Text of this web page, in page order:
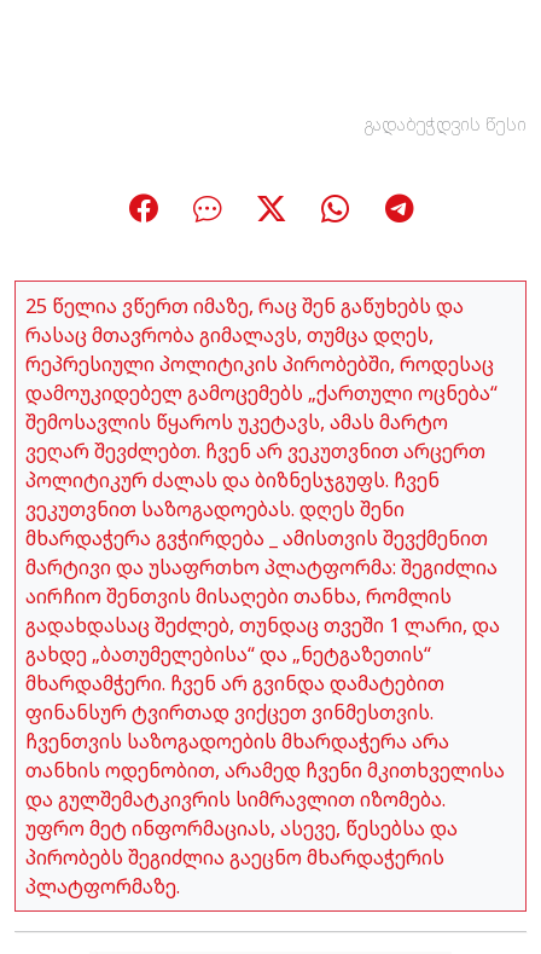
გადაბეჭდვის წესი
25 წელია ვწერთ იმაზე, რაც შენ გაწუხებს და
რასაც მთავრობა გიმალავს, თუმცა დღეს,
რეპრესიული პოლიტიკის პირობებში, როდესაც
დამოუკიდებელ გამოცემებს „ქართული ოცნება“
შემოსავლის წყაროს უკეტავს, ამას მარტო
ვეღარ შევძლებთ. ჩვენ არ ვეკუთვნით არცერთ
პოლიტიკურ ძალას და ბიზნესჯგუფს. ჩვენ
ვეკუთვნით საზოგადოებას. დღეს შენი
მხარდაჭერა გვჭირდება _ ამისთვის შევქმენით
მარტივი და უსაფრთხო პლატფორმა: შეგიძლია
აირჩიო შენთვის მისაღები თანხა, რომლის
გადახდასაც შეძლებ, თუნდაც თვეში 1 ლარი, და
გახდე „ბათუმელებისა“ და „ნეტგაზეთის“
მხარდამჭერი. ჩვენ არ გვინდა დამატებით
ფინანსურ ტვირთად ვიქცეთ ვინმესთვის.
ჩვენთვის საზოგადოების მხარდაჭერა არა
თანხის ოდენობით, არამედ ჩვენი მკითხველისა
და გულშემატკივრის სიმრავლით იზომება.
უფრო მეტ ინფორმაციას, ასევე, წესებსა და
პირობებს შეგიძლია გაეცნო მხარდაჭერის
პლატფორმაზე.